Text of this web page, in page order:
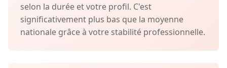
selon la durée et votre profil. C'est
significativement plus bas que la moyenne
nationale grâce à votre stabilité professionnelle.